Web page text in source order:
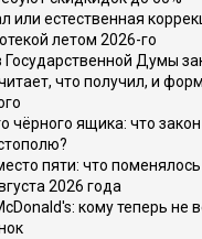
или естественная
летом 2026-го
Думы
что получил, и
чёрного ящика: что
пяти: что
2026 года
кому теперь не